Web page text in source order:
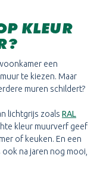
KLEUR
een
te kiezen. Maar
muren schildert?
lichtgrijs zoals RAL
kleur muurverf geef
of keuken. En een
na jaren nog mooi,